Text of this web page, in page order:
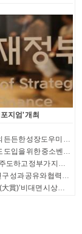
지엄' 개최
국토교통 혁신기업의 든든한 성장도우미 제1회 '국토교통 기업성장지원위원회' 개최
한국형 증거수집제도 도입을 위한 중소벤처기업 간담회 개최
디지털 정부, 민간이 주도하고 정부가 지원해야
ICT 대학원 교육 및 연구 성과 공유와 협력을 위한 ICT콜로키움 2020 개최
'2020 경제교육대상(大賞)’비대면 시상식 개최